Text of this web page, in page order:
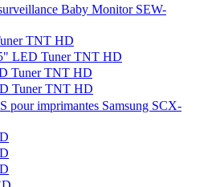
Baby Monitor SEW-
TNT HD
LED Tuner TNT HD
Tuner TNT HD
Tuner TNT HD
pour imprimantes Samsung SCX-